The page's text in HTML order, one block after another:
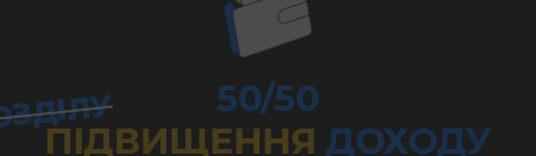
50/50
ПІДВИЩЕННЯДОХОДУ